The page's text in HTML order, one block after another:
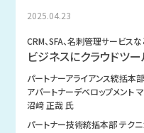
2025.04.23
CRM、SFA、名刺管理サービス
ビジネスにクラウドツ
パートナーアライアンス統括本
アパートナーデベロップメント
沼﨑 正哉 氏
パートナー技術統括本部 テク